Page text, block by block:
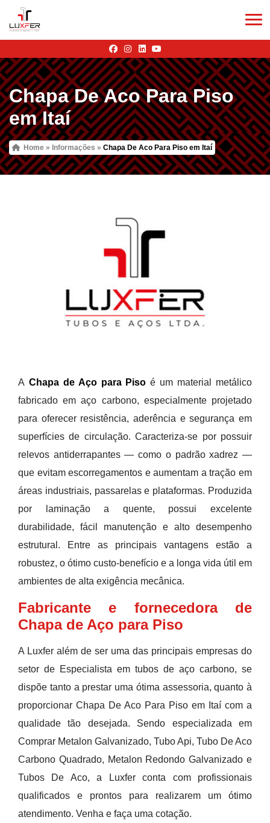
Chapa De Aco Para Piso
em Itaí
Home » Informações » Chapa De Aco Para Piso em Itaí
A Chapa de Aço para Piso é um material metálico
fabricado em aço carbono, especialmente projetado
para oferecer resistência, aderência e segurança em
superfícies de circulação. Caracteriza-se por possuir
relevos antiderrapantes — como o padrão xadrez —
que evitam escorregamentos e aumentam a tração em
áreas industriais, passarelas e plataformas. Produzida
por laminação a quente, possui excelente
durabilidade, fácil manutenção e alto desempenho
estrutural. Entre as principais vantagens estão a
robustez, o ótimo custo-benefício e a longa vida útil em
ambientes de alta exigência mecânica.
Fabricante e fornecedora de
Chapa de Aço para Piso
A Luxfer além de ser uma das principais empresas do
setor de Especialista em tubos de aço carbono, se
dispõe tanto a prestar uma ótima assessoria, quanto à
proporcionar Chapa De Aco Para Piso em Itaí com a
qualidade tão desejada. Sendo especializada em
Comprar Metalon Galvanizado, Tubo Api, Tubo De Aco
Carbono Quadrado, Metalon Redondo Galvanizado e
Tubos De Aco, a Luxfer conta com profissionais
qualificados e prontos para realizarem um ótimo
atendimento. Venha e faça uma cotação.